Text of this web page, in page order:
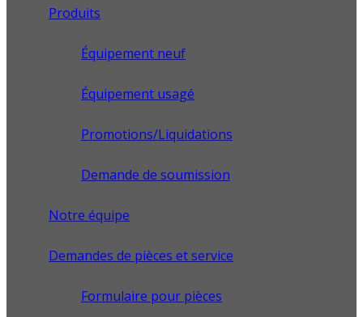
Produits
Équipement neuf
Équipement usagé
Promotions/Liquidations
Demande de soumission
Notre équipe
Demandes de pièces et service
Formulaire pour pièces